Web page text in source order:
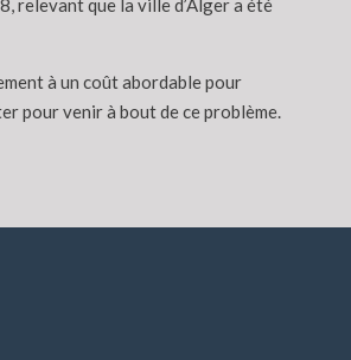
relevant que la ville d’Alger a été
à un coût abordable pour
pour venir à bout de ce problème.